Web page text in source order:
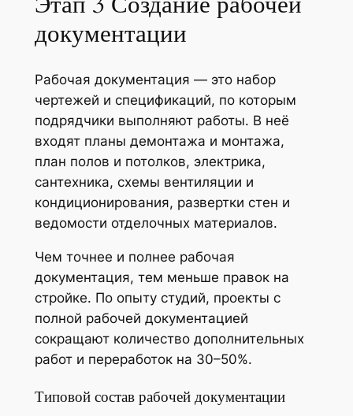
документации
Рабочая документация — это набор
чертежей и спецификаций, по которым
подрядчики выполняют работы. В неё
входят планы демонтажа и монтажа,
план полов и потолков, электрика,
сантехника, схемы вентиляции и
кондиционирования, развертки стен и
ведомости отделочных материалов.
Чем точнее и полнее рабочая
документация, тем меньше правок на
стройке. По опыту студий, проекты с
полной рабочей документацией
сокращают количество дополнительных
работ и переработок на 30–50%.
Типовой состав рабочей документации